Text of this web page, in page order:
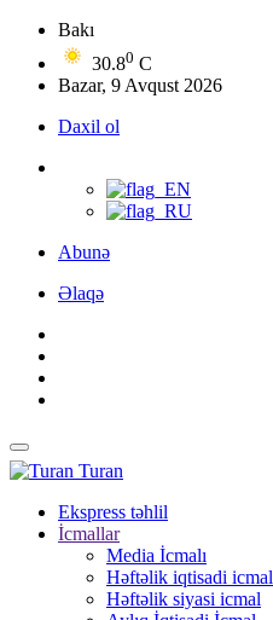
Bakı
30.80 C
Bazar, 9 Avqust 2026
Daxil ol
Abunə
Əlaqə
Turan
Ekspress təhlil
İcmallar
Media İcmalı
Həftəlik iqtisadi icmal
Həftəlik siyasi icmal